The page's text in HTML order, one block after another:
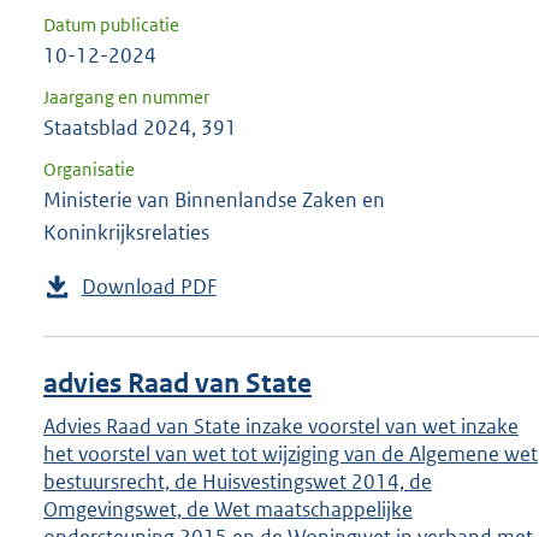
te
bevestigen.
Datum publicatie
10-12-2024
Jaargang en nummer
Staatsblad 2024, 391
Organisatie
Ministerie van Binnenlandse Zaken en
Koninkrijksrelaties
Download PDF
advies Raad van State
Advies Raad van State inzake voorstel van wet inzake
het voorstel van wet tot wijziging van de Algemene wet
bestuursrecht, de Huisvestingswet 2014, de
Omgevingswet, de Wet maatschappelijke